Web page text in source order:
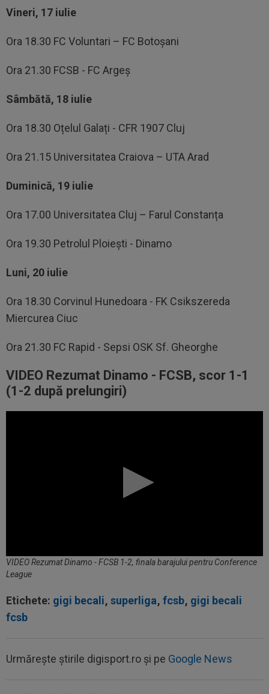
Vineri, 17 iulie
Ora 18.30 FC Voluntari – FC Botoșani
Ora 21.30 FCSB - FC Argeș
Sâmbătă, 18 iulie
Ora 18.30 Oțelul Galați - CFR 1907 Cluj
Ora 21.15 Universitatea Craiova – UTA Arad
Duminică, 19 iulie
Ora 17.00 Universitatea Cluj – Farul Constanța
Ora 19.30 Petrolul Ploiești - Dinamo
Luni, 20 iulie
Ora 18.30 Corvinul Hunedoara - FK Csikszereda
Miercurea Ciuc
Ora 21.30 FC Rapid - Sepsi OSK Sf. Gheorghe
VIDEO Rezumat Dinamo - FCSB, scor 1-1
(1-2 după prelungiri)
VIDEO Rezumat Dinamo - FCSB 1-2, finala barajului pentru Conference
League
Etichete: gigi becali, superliga, fcsb, gigi becali
fcsb
Urmărește știrile digisport.ro și pe Google News
00:49 VIDEO
Au dat lovitura în fieful campioanei! ”E